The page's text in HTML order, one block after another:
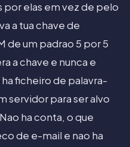
por elas em vez de pelo
a tua chave de
de um padrao 5 por 5
a chave e nunca e
ficheiro de palavra-
servidor para ser alvo
ha conta, o que
de e-mail e nao ha